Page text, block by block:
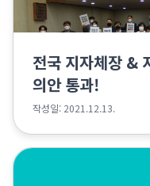
전국 지자체장 &
의안 통과!
작성일: 2021.12.13.